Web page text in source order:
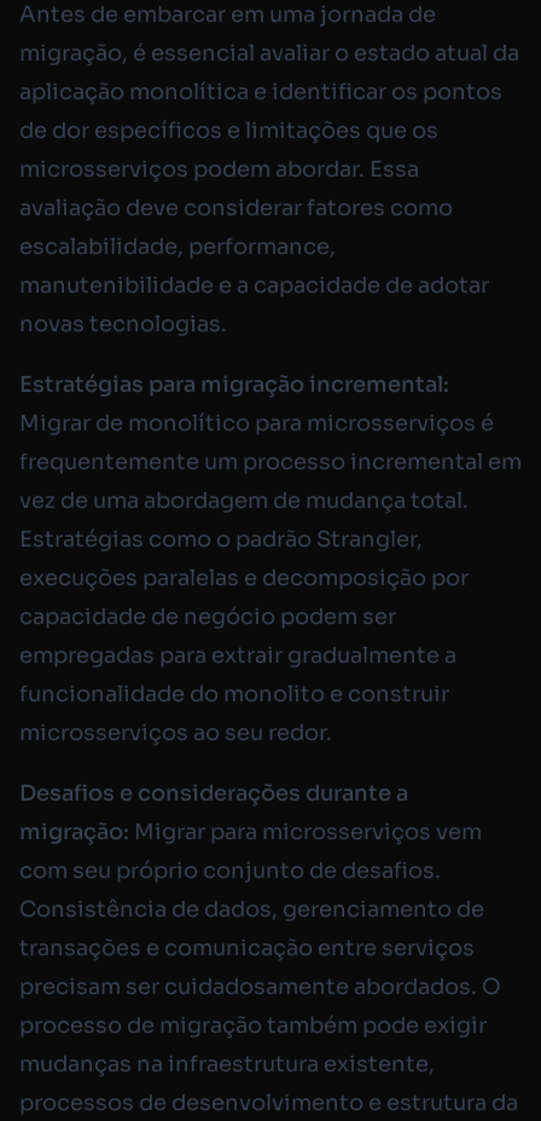
Antes de embarcar em uma jornada de
migração, é essencial avaliar o estado atual da
aplicação monolítica e identificar os pontos
de dor específicos e limitações que os
microsserviços podem abordar. Essa
avaliação deve considerar fatores como
escalabilidade, performance,
manutenibilidade e a capacidade de adotar
novas tecnologias.
Estratégias para migração incremental:
Migrar de monolítico para microsserviços é
frequentemente um processo incremental em
vez de uma abordagem de mudança total.
Estratégias como o padrão Strangler,
execuções paralelas e decomposição por
capacidade de negócio podem ser
empregadas para extrair gradualmente a
funcionalidade do monolito e construir
microsserviços ao seu redor.
Desafios e considerações durante a
migração: Migrar para microsserviços vem
com seu próprio conjunto de desafios.
Consistência de dados, gerenciamento de
transações e comunicação entre serviços
precisam ser cuidadosamente abordados. O
processo de migração também pode exigir
mudanças na infraestrutura existente,
processos de desenvolvimento e estrutura da